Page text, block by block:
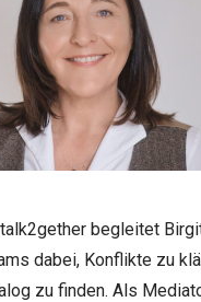
begleitet
dabei, Konflikte zu
zu finden. Als